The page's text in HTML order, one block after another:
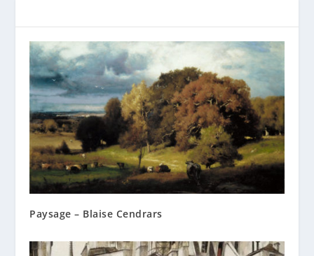
Paysage – Blaise Cendrars